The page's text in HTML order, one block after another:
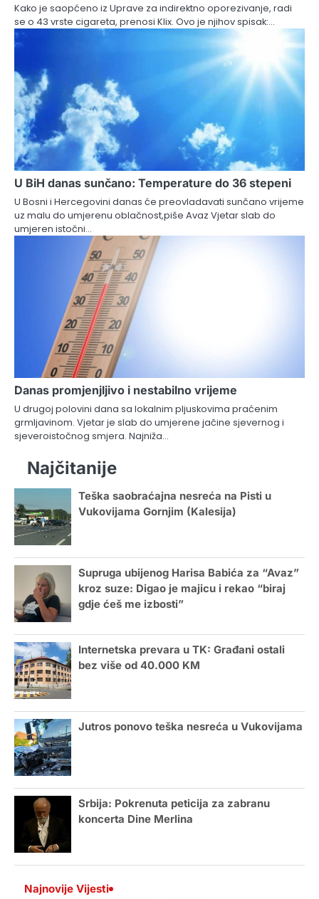
Kako je saopćeno iz Uprave za indirektno oporezivanje, radi
se o 43 vrste cigareta, prenosi Klix. Ovo je njihov spisak:…
U BiH danas sunčano: Temperature do 36 stepeni
U Bosni i Hercegovini danas će preovladavati sunčano vrijeme
uz malu do umjerenu oblačnost,piše Avaz Vjetar slab do
umjeren istočni…
Danas promjenjljivo i nestabilno vrijeme
U drugoj polovini dana sa lokalnim pljuskovima praćenim
grmljavinom. Vjetar je slab do umjerene jačine sjevernog i
sjeveroistočnog smjera. Najniža…
Najčitanije
Teška saobraćajna nesreća na Pisti u
Vukovijama Gornjim (Kalesija)
Supruga ubijenog Harisa Babića za “Avaz”
kroz suze: Digao je majicu i rekao “biraj
gdje ćeš me izbosti”
Internetska prevara u TK: Građani ostali
bez više od 40.000 KM
Jutros ponovo teška nesreća u Vukovijama
Srbija: Pokrenuta peticija za zabranu
koncerta Dine Merlina
Najnovije Vijesti